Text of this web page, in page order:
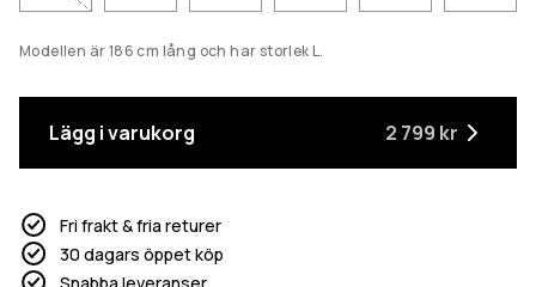
Modellen är 186 cm lång och har storlek L.
Lägg i varukorg 2 799 kr
Fri frakt & fria returer
30 dagars öppet köp